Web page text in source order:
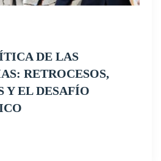
DE LAS
RETROCESOS,
Y EL DESAFÍO